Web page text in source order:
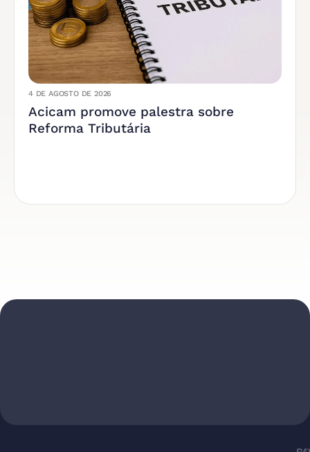
4 DE AGOSTO DE 2026
Acicam promove palestra sobre
Reforma Tributária